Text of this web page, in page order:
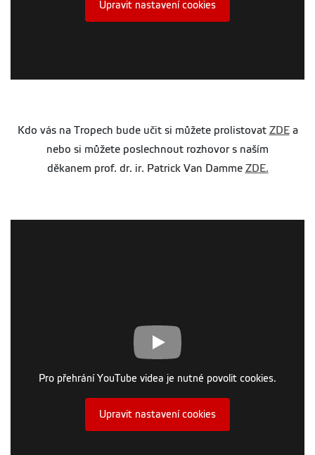
Upravit nastavení cookies
Kdo vás na Tropech bude učit si můžete prolistovat ZDEa
nebo si můžete poslechnout rozhovor s naším
děkanem prof. dr. ir. Patrick Van Damme ZDE.
Pro přehrání YouTube videa je nutné povolit cookies.
Upravit nastavení cookies